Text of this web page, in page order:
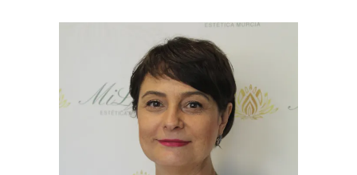
ELENA DALAKOVA
Naturópata Esteticista y
Gerente